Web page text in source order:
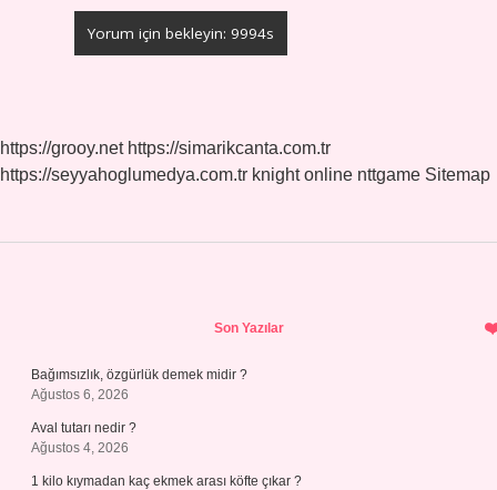
https://grooy.net https://simarikcanta.com.tr
https://seyyahoglumedya.com.tr knight online nttgame Sitemap
Son Yazılar
Bağımsızlık, özgürlük demek midir ?
Ağustos 6, 2026
Aval tutarı nedir ?
Ağustos 4, 2026
1 kilo kıymadan kaç ekmek arası köfte çıkar ?